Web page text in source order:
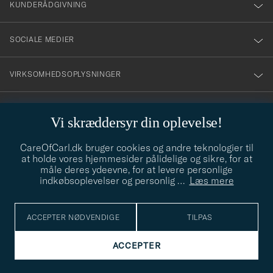
Vi skræddersyr din oplevelse!
CareOfCarl.dk bruger cookies og andre teknologier til
at holde vores hjemmesider pålidelige og sikre, for at
måle deres ydeevne, for at levere personlige
indkøbsoplevelser og personlig … Læs mere
ACCEPTER NØDVENDIGE TILPAS
ACCEPTER
KUNDERÅDGIVNING
SOCIALE MEDIER
VIRKSOMHEDSOPLYSNINGER
info@careofcarl.dk
Behøver du hjælp til at finde din stil? Lad os hjælpe dig, vi hjælper
gerne til!
STILRÅD